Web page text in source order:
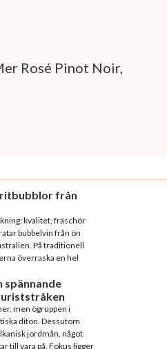
Rosé Pinot Noir,
från
kvalitet, fräschör
bubbelvin från ön
På traditionell
överraska en hel
spännande
men ögruppen i
diton. Dessutom
jordmån, något
till vara på. Fokus ligger